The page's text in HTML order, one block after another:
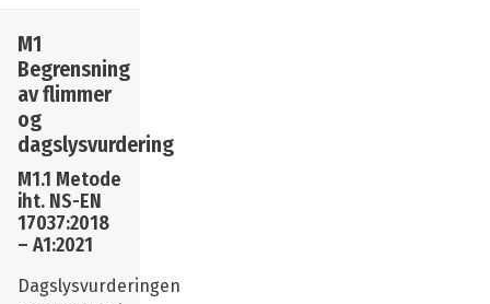
M1
Begrensning
av flimmer
og
dagslysvurdering
M1.1 Metode
iht. NS-EN
17037:2018
– A1:2021
Dagslysvurderingen